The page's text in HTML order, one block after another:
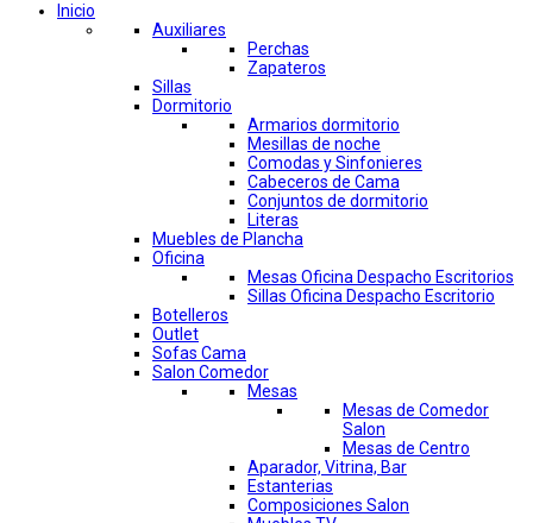
Inicio
Auxiliares
Perchas
Zapateros
Sillas
Dormitorio
Armarios dormitorio
Mesillas de noche
Comodas y Sinfonieres
Cabeceros de Cama
Conjuntos de dormitorio
Literas
Muebles de Plancha
Oficina
Mesas Oficina Despacho Escritorios
Sillas Oficina Despacho Escritorio
Botelleros
Outlet
Sofas Cama
Salon Comedor
Mesas
Mesas de Comedor
Salon
Mesas de Centro
Aparador, Vitrina, Bar
Estanterias
Composiciones Salon